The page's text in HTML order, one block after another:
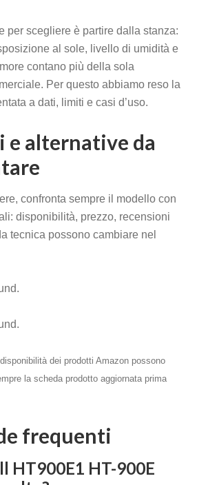
per scegliere è partire dalla stanza:
al sole, livello di umidità e
contano più della sola
Per questo abbiamo reso la
a dati, limiti e casi d’uso.
e alternative da
confronta sempre il modello con
disponibilità, prezzo, recensioni
tecnica possono cambiare nel
dei prodotti Amazon possono
la scheda prodotto aggiornata prima
frequenti
HT900E1 HT-900E